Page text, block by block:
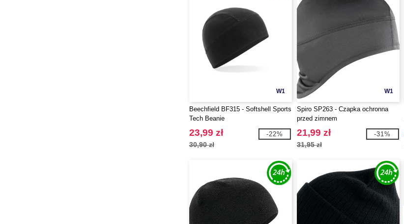
W1
Beechfield BF315 - Softshell Sports
Tech Beanie
23,99 zł
30,90 zł
-22%
W1
Spiro SP263 - Czapka ochronna
przed zimnem
21,99 zł
31,95 zł
-31%